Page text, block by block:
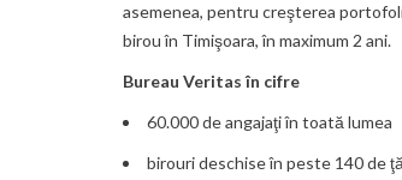
asemenea, pentru creşterea
birou în Timişoara, în maximum 2 ani.
Bureau Veritas în cifre
60.000 de angajaţi în toată lumea
birouri deschise în peste 140 de